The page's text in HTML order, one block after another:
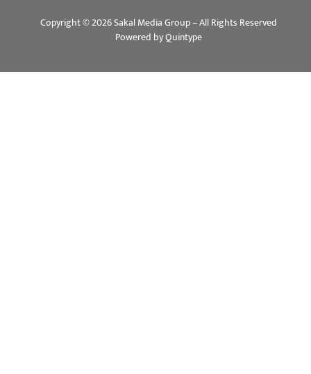
Copyright © 2026 Sakal Media Group – All Rights Reserved
Powered byQuintype